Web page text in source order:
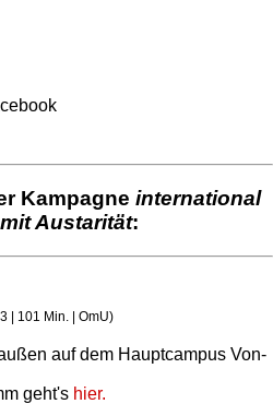
Kampagne international
Austarität:
| 101 Min. | OmU)
auf dem Hauptcampus Von-
geht's hier.